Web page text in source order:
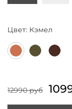
Цвет: Кэмел
12990 руб